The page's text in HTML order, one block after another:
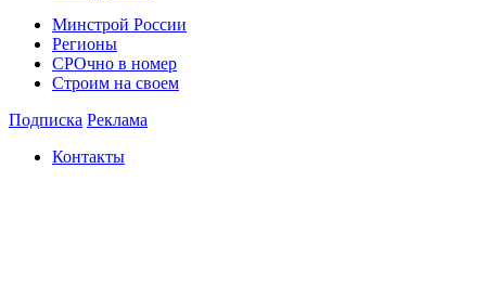
Минстрой России
Регионы
СРОчно в номер
Строим на своем
Подписка Реклама
Контакты